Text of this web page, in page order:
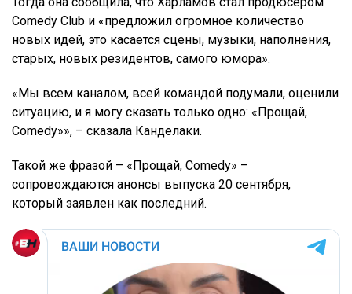
Comedy Club и «предложил огромное количество
новых идей, это касается сцены, музыки, наполнения,
старых, новых резидентов, самого юмора».
«Мы всем каналом, всей командой подумали, оценили
ситуацию, и я могу сказать только одно: «Прощай,
Comedy»», – сказала Канделаки.
Такой же фразой – «Прощай, Comedy» –
сопровождаются анонсы выпуска 20 сентября,
который заявлен как последний.